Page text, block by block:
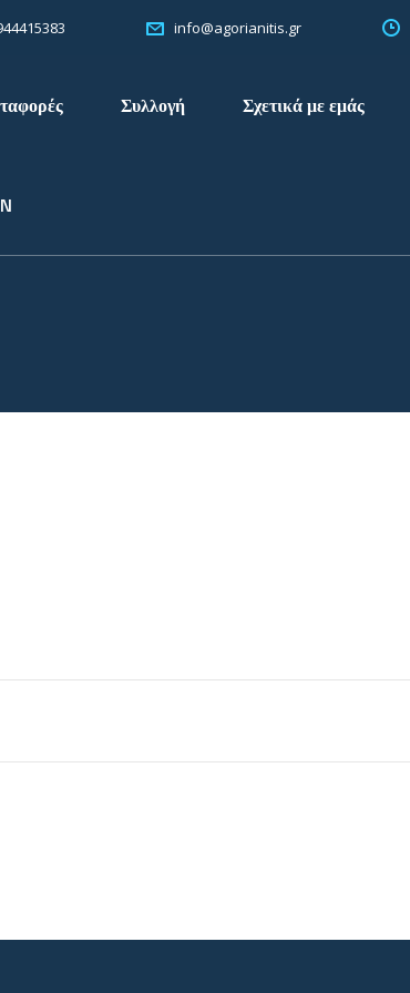
info@agorianitis.gr
Συλλογή Σχετικά με εμάς